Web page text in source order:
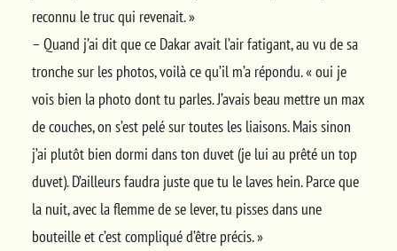
reconnu le truc qui revenait. »
– Quand j’ai dit que ce Dakar avait l’air fatigant, au vu de sa
tronche sur les photos, voilà ce qu’il m’a répondu. « oui je
vois bien la photo dont tu parles. J’avais beau mettre un max
de couches, on s’est pelé sur toutes les liaisons. Mais sinon
j’ai plutôt bien dormi dans ton duvet (je lui au prêté un top
duvet). D’ailleurs faudra juste que tu le laves hein. Parce que
la nuit, avec la flemme de se lever, tu pisses dans une
bouteille et c’est compliqué d’être précis. »